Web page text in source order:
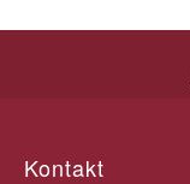
Kontakt